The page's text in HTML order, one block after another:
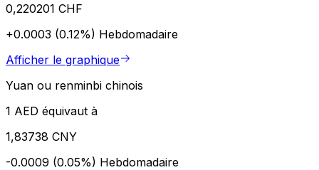
0,220201 CHF
+0.0003 (0.12%) Hebdomadaire
Afficher le graphique
Yuan ou renminbi chinois
1 AED équivaut à
1,83738 CNY
-0.0009 (0.05%) Hebdomadaire